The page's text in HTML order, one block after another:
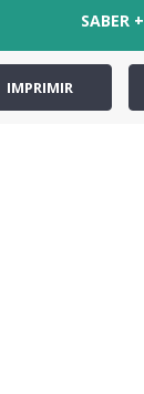
SABER +
IMPRIMIR